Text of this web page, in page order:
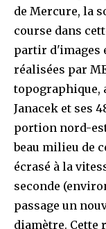
de Mercure, la
course dans
partir d'images
réalisées par
topographique,
Janacek et ses
portion nord-est
beau milieu de
écrasé à la
seconde
passage un
diamètre. Cette